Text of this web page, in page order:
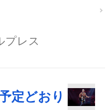
プレス
定どおり